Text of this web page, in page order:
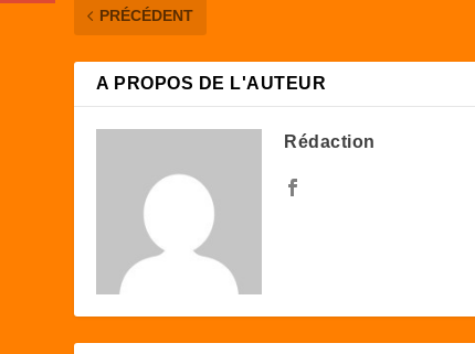
PRÉCÉDENT
A PROPOS DE L'AUTEUR
Rédaction